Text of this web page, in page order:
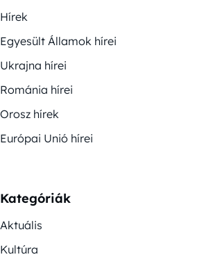
Hírek
Egyesült Államok hírei
Ukrajna hírei
Románia hírei
Orosz hírek
Európai Unió hírei
Kategóriák
Aktuális
Kultúra